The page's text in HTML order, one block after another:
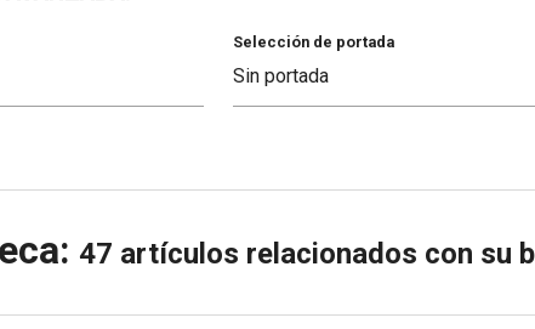
Selección de portada
47 artículos relacionados con su